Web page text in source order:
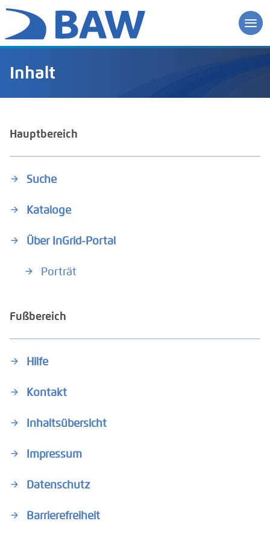
Inhalt
Hauptbereich
Suche
Kataloge
Über InGrid-Portal
Porträt
Fußbereich
Hilfe
Kontakt
Inhaltsübersicht
Impressum
Datenschutz
Barrierefreiheit